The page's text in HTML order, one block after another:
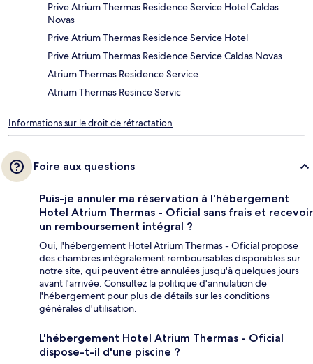
Prive Atrium Thermas Residence Service Hotel Caldas
Novas
Prive Atrium Thermas Residence Service Hotel
Prive Atrium Thermas Residence Service Caldas Novas
Atrium Thermas Residence Service
Atrium Thermas Resince Servic
Informations sur le droit de rétractation
Foire aux questions
Puis-je annuler ma réservation à l'hébergement
Hotel Atrium Thermas - Oficial sans frais et recevoir
un remboursement intégral ?
Oui, l'hébergement Hotel Atrium Thermas - Oficial propose
des chambres intégralement remboursables disponibles sur
notre site, qui peuvent être annulées jusqu'à quelques jours
avant l'arrivée. Consultez la politique d'annulation de
l'hébergement pour plus de détails sur les conditions
générales d'utilisation.
L'hébergement Hotel Atrium Thermas - Oficial
dispose-t-il d'une piscine ?